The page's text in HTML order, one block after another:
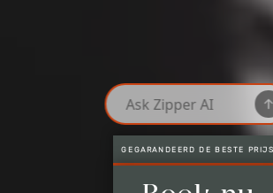
Gegarandeerd de beste prijs
Alleen hier: Laatste kamers
ALLEEN HIER: LAATSTE KAMERS